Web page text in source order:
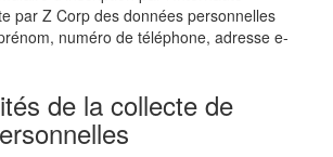
par Z Corp des données personnelles
numéro de téléphone, adresse e-
de la collecte de